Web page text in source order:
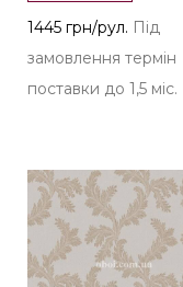
1445 грн/рул. Під
замовлення термін
поставки до 1,5 міс.